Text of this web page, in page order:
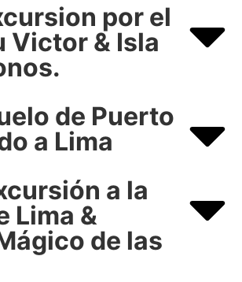
por el
Victor & Isla
de Puerto
a Lima
a la
Lima &
de las